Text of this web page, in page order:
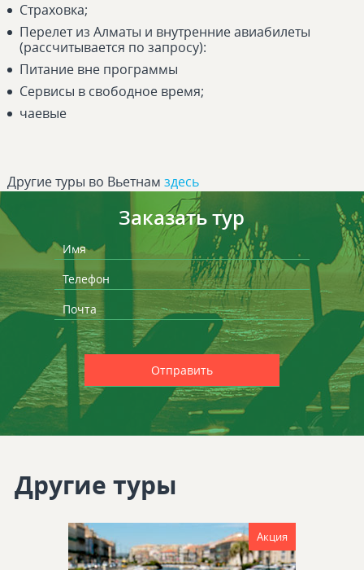
Страховка;
Перелет из Алматы и внутренние авиабилеты
(рассчитывается по запросу):
Питание вне программы
Сервисы в свободное время;
чаевые
Другие туры во Вьетнам здесь
Заказать тур
Другие туры
Акция